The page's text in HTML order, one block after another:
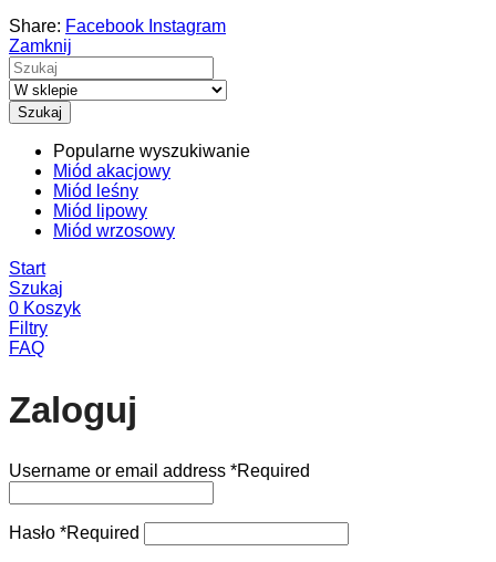
Share: Facebook Instagram
Zamknij
Szukaj
Popularne wyszukiwanie
Miód akacjowy
Miód leśny
Miód lipowy
Miód wrzosowy
Start
Szukaj
0 Koszyk
Filtry
FAQ
Zaloguj
Username or email address *Required
Hasło *Required